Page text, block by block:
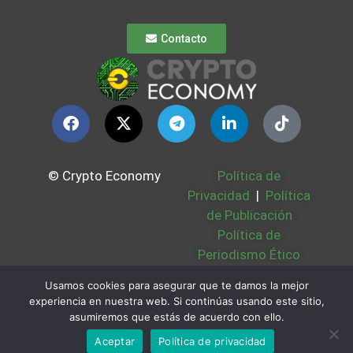
Contacto
© Crypto Economy
Política de
Privacidad | Política
de Publicación
Política de
Periodismo Ético
Bases Legales |
Partners | Sobre
Nosotros
Usamos cookies para asegurar que te damos la mejor
experiencia en nuestra web. Si continúas usando este sitio,
asumiremos que estás de acuerdo con ello.
Aceptar
Política de privacidad